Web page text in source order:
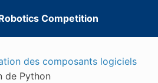
Competition
des composants logiciels
de Python